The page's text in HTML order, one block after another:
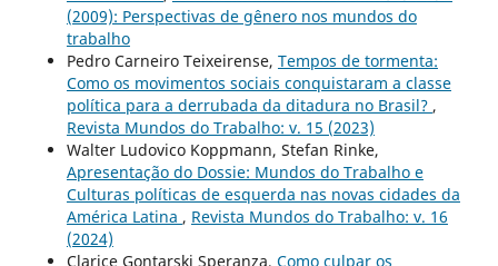
(2009): Perspectivas de gênero nos mundos do
trabalho
Pedro Carneiro Teixeirense, Tempos de tormenta:
Como os movimentos sociais conquistaram a classe
política para a derrubada da ditadura no Brasil? ,
Revista Mundos do Trabalho: v. 15 (2023)
Walter Ludovico Koppmann, Stefan Rinke,
Apresentação do Dossie: Mundos do Trabalho e
Culturas políticas de esquerda nas novas cidades da
América Latina , Revista Mundos do Trabalho: v. 16
(2024)
Clarice Gontarski Speranza, Como culpar os